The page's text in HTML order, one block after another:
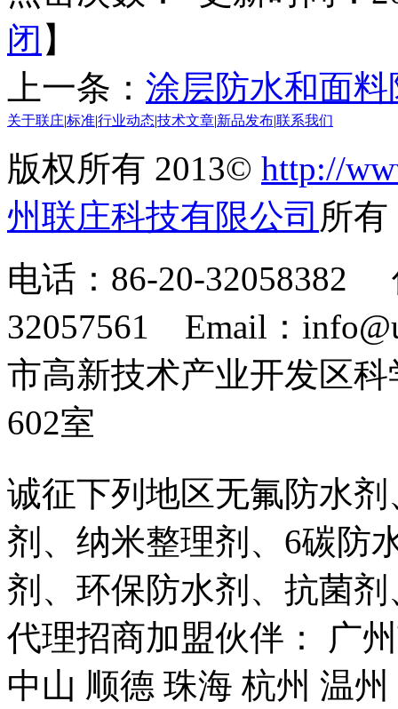
闭 】
上一条： 涂层防水和面
关于联庄标准行业动态技术文章 新品发布联系我们
版权所有 2013© http://
州联庄科技有限公司 所
电话：86-20-32058382
32057561 Email：
市高新技术产业开发区
602室
诚征下列地区无氟防水
剂、纳米整理剂、6碳防
剂、环保防水剂、抗菌
代理招商加盟伙伴： 广
中山 顺德 珠海 杭州 温